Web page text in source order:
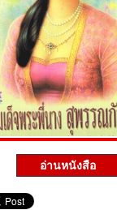
อ่านหนังสือ